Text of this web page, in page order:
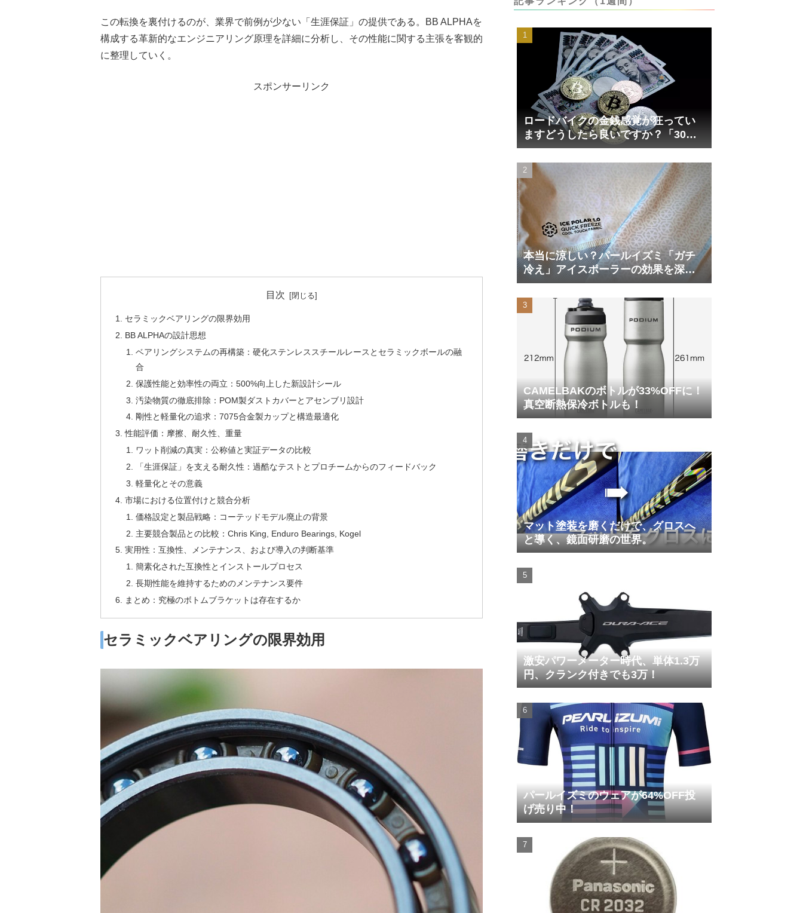
この転換を裏付けるのが、業界で前例が少ない「生涯保証」の提供である。BB ALPHAを
構成する革新的なエンジニアリング原理を詳細に分析し、その性能に関する主張を客観的
に整理していく。
スポンサーリンク
目次
セラミックベアリングの限界効用
BB ALPHAの設計思想
ベアリングシステムの再構築：硬化ステンレススチールレースとセラミックボールの融
合
保護性能と効率性の両立：500%向上した新設計シール
汚染物質の徹底排除：POM製ダストカバーとアセンブリ設計
剛性と軽量化の追求：7075合金製カップと構造最適化
性能評価：摩擦、耐久性、重量
ワット削減の真実：公称値と実証データの比較
「生涯保証」を支える耐久性：過酷なテストとプロチームからのフィードバック
軽量化とその意義
市場における位置付けと競合分析
価格設定と製品戦略：コーテッドモデル廃止の背景
主要競合製品との比較：Chris King, Enduro Bearings, Kogel
実用性：互換性、メンテナンス、および導入の判断基準
簡素化された互換性とインストールプロセス
長期性能を維持するためのメンテナンス要件
まとめ：究極のボトムブラケットは存在するか
セラミックベアリングの限界効用
ロードバイクの金銭感覚が狂ってい
ますどうしたら良いですか？「30万
円は安い」の正体
本当に涼しい？パールイズミ「ガチ
冷え」アイスポーラーの効果を深部
体温計COREで測ってみた
CAMELBAKのボトルが33%OFFに！
真空断熱保冷ボトルも！
マット塗装を磨くだけで、グロスへ
と導く、鏡面研磨の世界。
激安パワーメーター時代、単体1.3万
円、クランク付きでも3万！
パールイズミのウェアが64%OFF投
げ売り中！